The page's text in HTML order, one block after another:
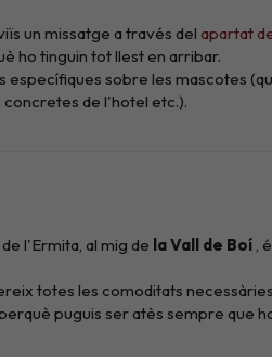
un missatge a través del apartat
ho tinguin tot llest en arribar.
sobre les mascotes
de l'hotel etc.).
l'Ermita, al mig de la Vall de Boí ,
totes les comoditats
puguis ser atès sempre que